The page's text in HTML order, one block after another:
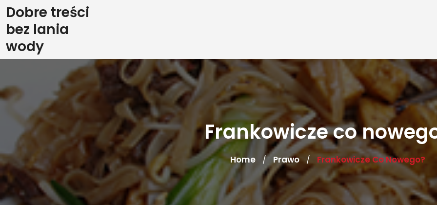
Skip
to
content
Dobre treści
bez lania
wody
Frankowicze co
Home / Prawo / Frankowicze Co Nowego?